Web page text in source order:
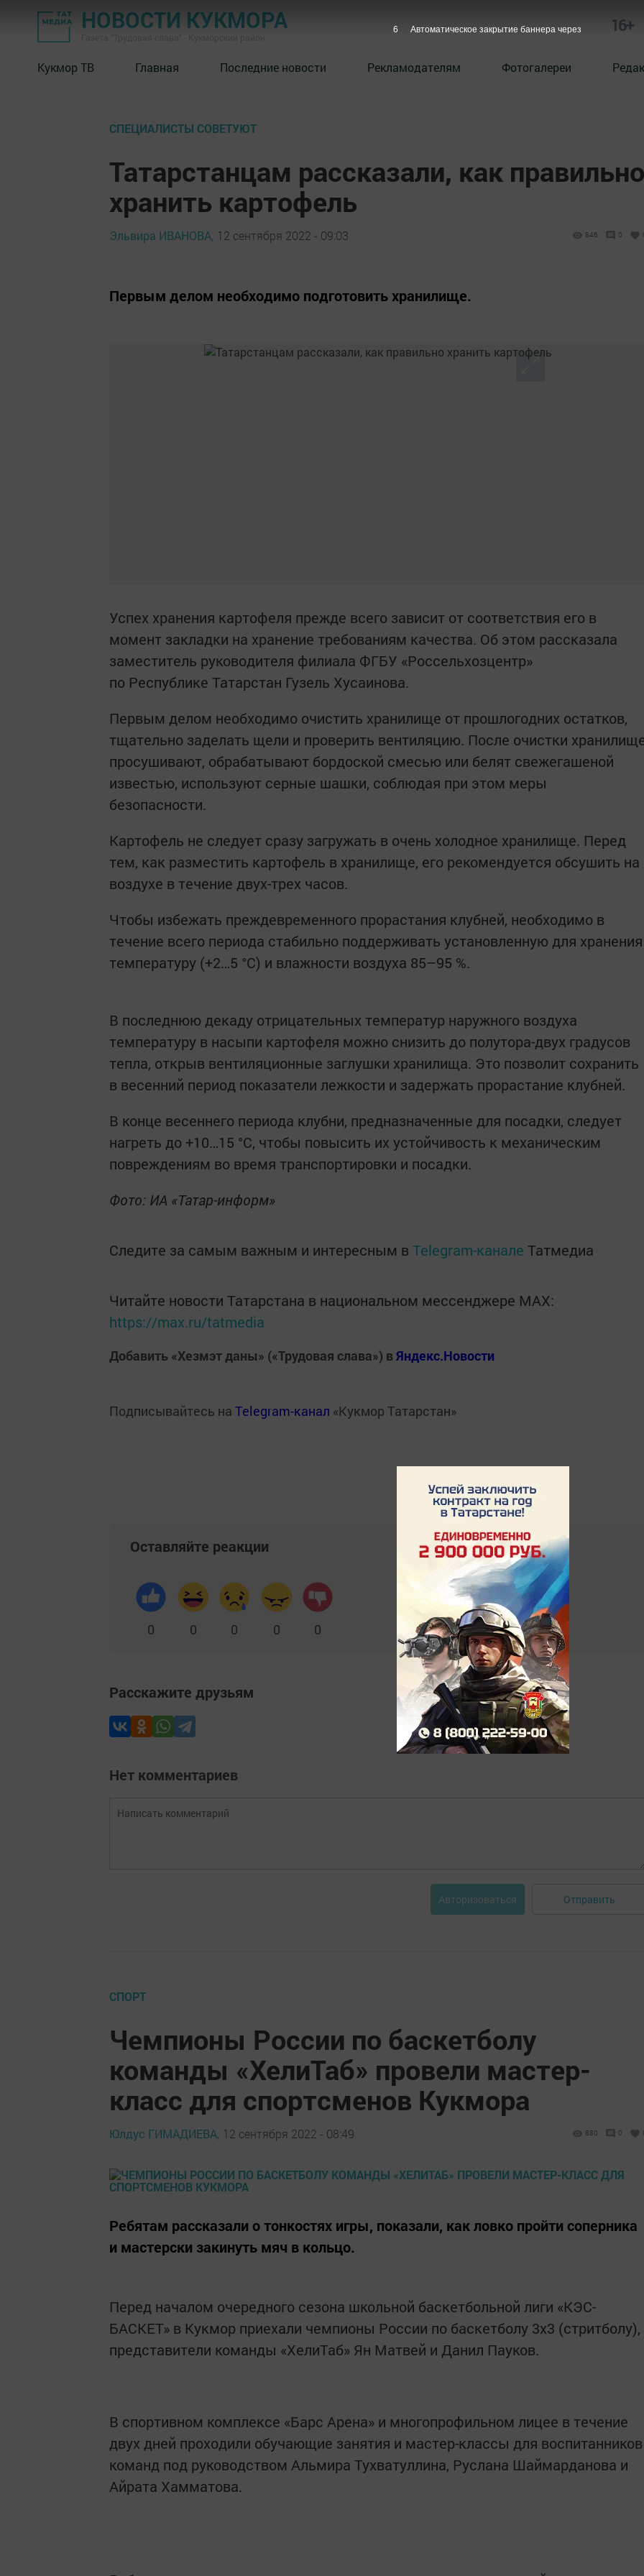
НОВОСТИ КУКМОРА 16+
Кукмор ТВ Главная Последние новости Рекламодателям Фотогалереи
СПЕЦИАЛИСТЫ СОВЕТУЮТ
Татарстанцам рассказали, как правильно
хранить картофель
Эльвира ИВАНОВА, 12 сентября 2022 - 09:03 846 0
Первым делом необходимо подготовить хранилище.
Успех хранения картофеля прежде всего зависит от соответствия его в
момент закладки на хранение требованиям качества. Об этом рассказала
заместитель руководителя филиала ФГБУ «Россельхозцентр»
по Республике Татарстан Гузель Хусаинова.
Первым делом необходимо очистить хранилище от прошлогодних остатков,
тщательно заделать щели и проверить вентиляцию. После очистки
просушивают, обрабатывают бордоской смесью или белят свежегашеной
известью, используют серные шашки, соблюдая при этом меры
безопасности.
Картофель не следует сразу загружать в очень холодное хранилище. Перед
тем, как разместить картофель в хранилище, его рекомендуется обсушить на
воздухе в течение двух-трех часов.
Чтобы избежать преждевременного прорастания клубней, необходимо в
течение всего периода стабильно поддерживать установленную для хранения
температуру (+2…5 °C) и влажности воздуха 85–95 %.
В последнюю декаду отрицательных температур наружного воздуха
температуру в насыпи картофеля можно снизить до полутора-двух градусов
тепла, открыв вентиляционные заглушки хранилища. Это позволит сохранить
в весенний период показатели лежкости и задержать прорастание клубней.
В конце весеннего периода клубни, предназначенные для посадки, следует
нагреть до +10…15 °C, чтобы повысить их устойчивость к механическим
повреждениям во время транспортировки и посадки.
Фото: ИА «Татар-информ»
Следите за самым важным и интересным в Telegram-канале Татмедиа
Читайте новости Татарстана в национальном мессенджере MАХ:
https://max.ru/tatmedia
Добавить «Хезмэт даны» («Трудовая слава») вЯндекс.Новости
Подписывайтесь на Telegram-канал «Кукмор Татарстан»
Оставляйте реакции
0 0 0 0 0
Расскажите друзьям
Нет комментариев
Авторизоваться Отправить
СПОРТ
Чемпионы России по баскетболу
команды «ХелиТаб» провели мастер-
класс для спортсменов Кукмора
Юлдус ГИМАДИЕВА, 12 сентября 2022 - 08:49 880 0
Ребятам рассказали о тонкостях игры, показали, как ловко пройти соперника
и мастерски закинуть мяч в кольцо.
Перед началом очередного сезона школьной баскетбольной лиги «КЭС-
БАСКЕТ» в Кукмор приехали чемпионы России по баскетболу 3х3 (стритболу),
представители команды «ХелиТаб» Ян Матвей и Данил Пауков.
В спортивном комплексе «Барс Арена» и многопрофильном лицее в течение
двух дней проходили обучающие занятия и мастер-классы для воспитанников
команд под руководством Альмира Тухватуллина, Руслана Шаймарданова и
Айрата Хамматова.
5 Автоматическое закрытие баннера через